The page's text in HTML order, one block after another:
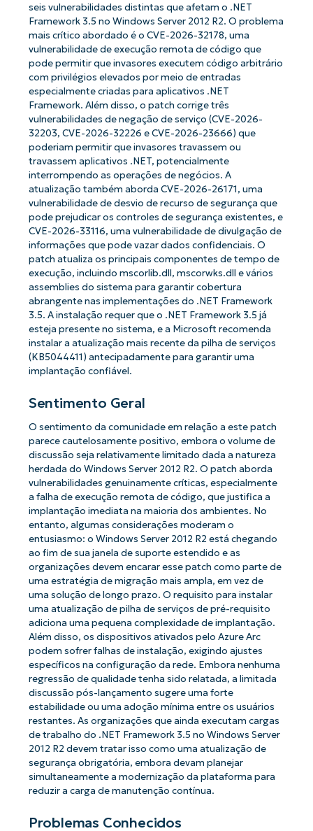
seis vulnerabilidades distintas que afetam o .NET
Framework 3.5 no Windows Server 2012 R2. O problema
mais crítico abordado é o CVE-2026-32178, uma
vulnerabilidade de execução remota de código que
pode permitir que invasores executem código arbitrário
com privilégios elevados por meio de entradas
especialmente criadas para aplicativos .NET
Framework. Além disso, o patch corrige três
vulnerabilidades de negação de serviço (CVE-2026-
32203, CVE-2026-32226 e CVE-2026-23666) que
poderiam permitir que invasores travassem ou
travassem aplicativos .NET, potencialmente
interrompendo as operações de negócios. A
atualização também aborda CVE-2026-26171, uma
vulnerabilidade de desvio de recurso de segurança que
pode prejudicar os controles de segurança existentes, e
CVE-2026-33116, uma vulnerabilidade de divulgação de
informações que pode vazar dados confidenciais. O
patch atualiza os principais componentes de tempo de
execução, incluindo mscorlib.dll, mscorwks.dll e vários
assemblies do sistema para garantir cobertura
abrangente nas implementações do .NET Framework
3.5. A instalação requer que o .NET Framework 3.5 já
esteja presente no sistema, e a Microsoft recomenda
instalar a atualização mais recente da pilha de serviços
(KB5044411) antecipadamente para garantir uma
implantação confiável.
Sentimento Geral
O sentimento da comunidade em relação a este patch
parece cautelosamente positivo, embora o volume de
discussão seja relativamente limitado dada a natureza
herdada do Windows Server 2012 R2. O patch aborda
vulnerabilidades genuinamente críticas, especialmente
a falha de execução remota de código, que justifica a
implantação imediata na maioria dos ambientes. No
entanto, algumas considerações moderam o
entusiasmo: o Windows Server 2012 R2 está chegando
ao fim de sua janela de suporte estendido e as
organizações devem encarar esse patch como parte de
uma estratégia de migração mais ampla, em vez de
uma solução de longo prazo. O requisito para instalar
uma atualização de pilha de serviços de pré-requisito
adiciona uma pequena complexidade de implantação.
Além disso, os dispositivos ativados pelo Azure Arc
podem sofrer falhas de instalação, exigindo ajustes
específicos na configuração da rede. Embora nenhuma
regressão de qualidade tenha sido relatada, a limitada
discussão pós-lançamento sugere uma forte
estabilidade ou uma adoção mínima entre os usuários
restantes. As organizações que ainda executam cargas
de trabalho do .NET Framework 3.5 no Windows Server
2012 R2 devem tratar isso como uma atualização de
segurança obrigatória, embora devam planejar
simultaneamente a modernização da plataforma para
reduzir a carga de manutenção contínua.
Problemas Conhecidos